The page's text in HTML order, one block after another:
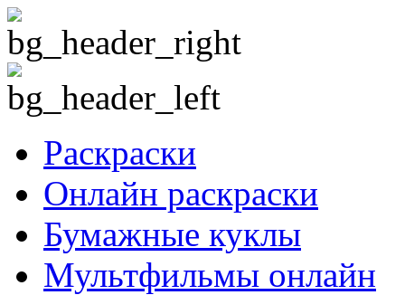
Раскраски
Онлайн раскраски
Бумажные куклы
Мультфильмы онлайн